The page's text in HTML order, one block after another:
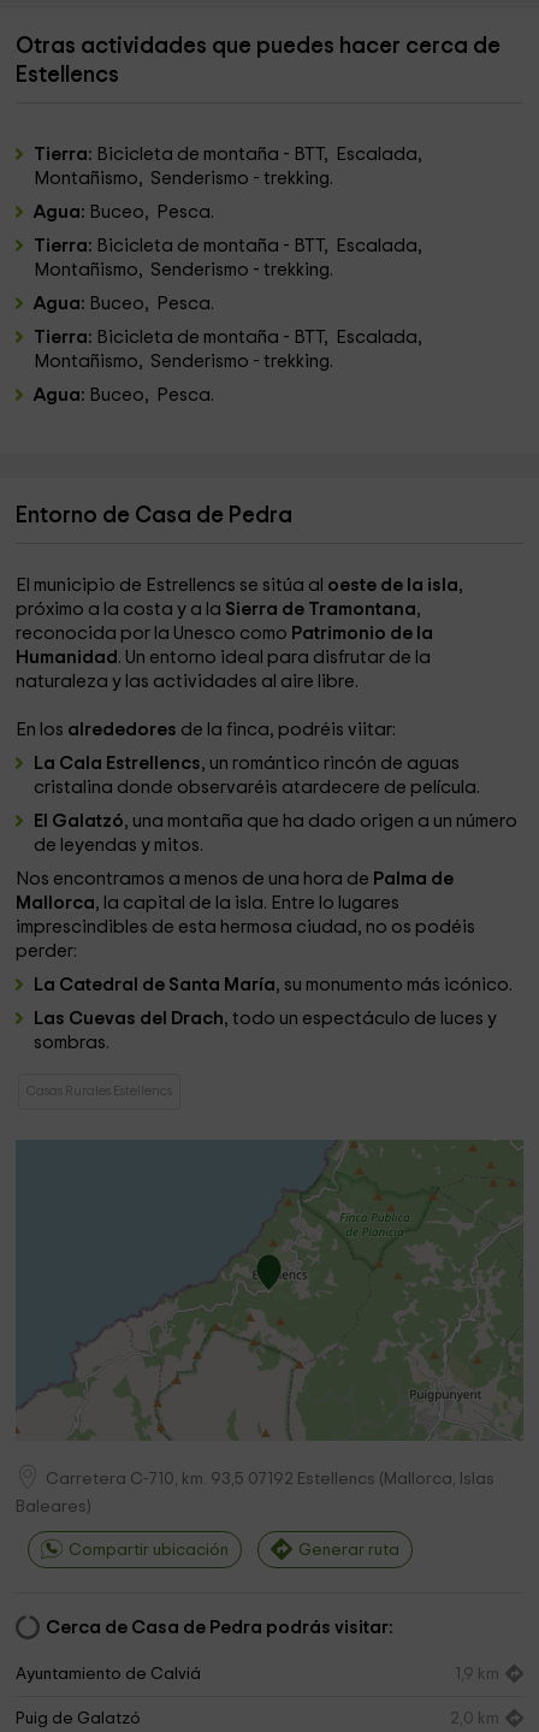
Otras actividades que puedes hacer cerca de
Estellencs
Tierra: Bicicleta de montaña - BTT, Escalada,
Montañismo, Senderismo - trekking.
Agua: Buceo, Pesca.
Tierra: Bicicleta de montaña - BTT, Escalada,
Montañismo, Senderismo - trekking.
Agua: Buceo, Pesca.
Tierra: Bicicleta de montaña - BTT, Escalada,
Montañismo, Senderismo - trekking.
Agua: Buceo, Pesca.
Entorno de Casa de Pedra
El municipio de Estrellencs se sitúa al oeste de la isla,
próximo a la costa y a la Sierra de Tramontana,
reconocida por la Unesco como Patrimonio de la
Humanidad . Un entorno ideal para disfrutar de la
naturaleza y las actividades al aire libre.
En los alrededores de la finca, podréis viitar:
La Cala Estrellencs, un romántico rincón de aguas
cristalina donde observaréis atardecere de película.
El Galatzó, una montaña que ha dado origen a un número
de leyendas y mitos.
Nos encontramos a menos de una hora de Palma de
Mallorca, la capital de la isla. Entre lo lugares
imprescindibles de esta hermosa ciudad, no os podéis
perder:
La Catedral de Santa María, su monumento más icónico.
Las Cuevas del Drach, todo un espectáculo de luces y
sombras.
Casas Rurales Estellencs
Carretera C-710, km. 93,5 07192 Estellencs ( Mallorca, Islas
Baleares)
Compartir ubicación Generar ruta
Cerca de Casa de Pedra podrás visitar:
Ayuntamiento de Calviá 1,9 km
Puig de Galatzó 2,0 km